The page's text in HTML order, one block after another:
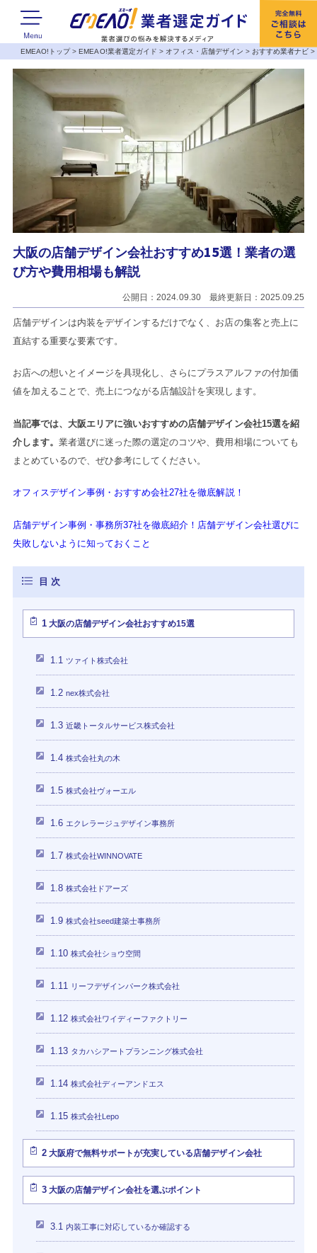
EMEAO!トップ>EMEAO!業者選定ガイド > オフィス・店舗デザイン > おすすめ業者ナビ >
大阪の店舗デザイン会社おすすめ15選！業者の選
び方や費用相場も解説
公開日：2024.09.30 最終更新日：2025.09.25
店舗デザインは内装をデザインするだけでなく、お店の集客と売上に
直結する重要な要素です。
お店への想いとイメージを具現化し、さらにプラスアルファの付加価
値を加えることで、売上につながる店舗設計を実現します。
当記事では、大阪エリアに強いおすすめの店舗デザイン会社15選を紹
介します。業者選びに迷った際の選定のコツや、費用相場についても
まとめているので、ぜひ参考にしてください。
オフィスデザイン事例・おすすめ会社27社を徹底解説！
店舗デザイン事例・事務所37社を徹底紹介！店舗デザイン会社選びに
失敗しないように知っておくこと
1大阪の店舗デザイン会社おすすめ15選
1.1 ツァイト株式会社
1.2 nex株式会社
1.3 近畿トータルサービス株式会社
1.4 株式会社丸の木
1.5 株式会社ヴォーエル
1.6 エクレラージュデザイン事務所
1.7 株式会社WINNOVATE
1.8 株式会社ドアーズ
1.9 株式会社seed建築士事務所
1.10 株式会社ショウ空間
1.11 リーフデザインパーク株式会社
1.12 株式会社ワイディーファクトリー
1.13 タカハシアートプランニング株式会社
1.14 株式会社ディーアンドエス
1.15 株式会社Lepo
2大阪府で無料サポートが充実している店舗デザイン会社
3大阪の店舗デザイン会社を選ぶポイント
3.1 内装工事に対応しているか確認する